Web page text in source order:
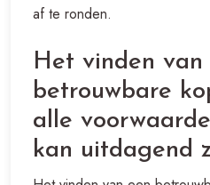
af te ronden.
Het vinden van
betrouwbare
alle
kan uitdagend